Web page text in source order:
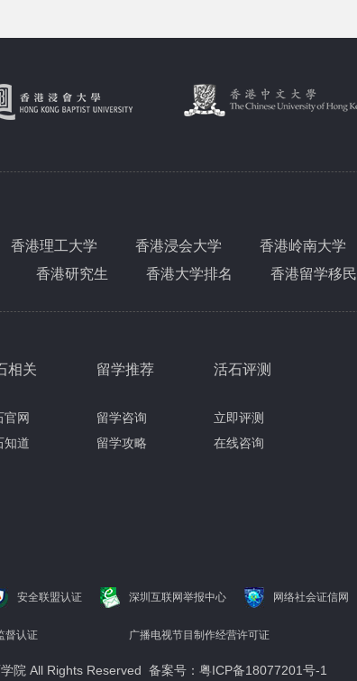
香港理工大学 香港浸会大学 香港岭南大学
香港研究生 香港大学排名 香港留学移民
相关
官网
知道
留学推荐
留学咨询
留学攻略
活石评测
立即评测
在线咨询
安全联盟认证 深圳互联网举报中心 网络社会证信网
督认证 广播电视节目制作经营许可证
院 All Rights Reserved 备案号：粤ICP备18077201号-1